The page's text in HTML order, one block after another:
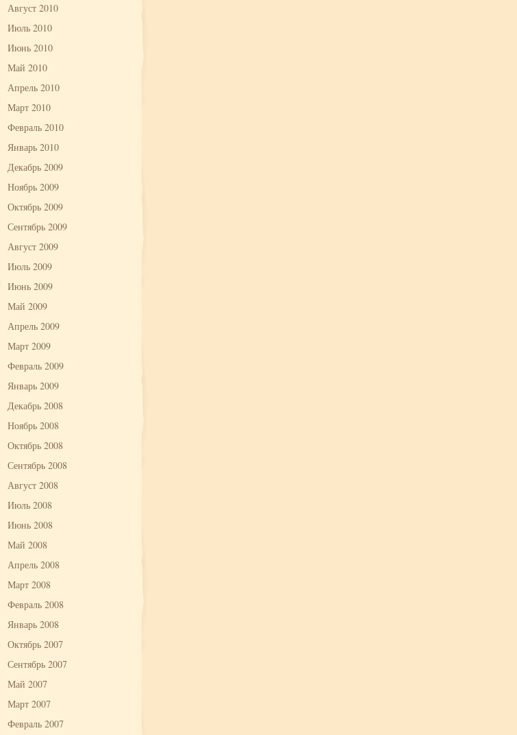
Август 2010
Июль 2010
Июнь 2010
Май 2010
Апрель 2010
Март 2010
Февраль 2010
Январь 2010
Декабрь 2009
Ноябрь 2009
Октябрь 2009
Сентябрь 2009
Август 2009
Июль 2009
Июнь 2009
Май 2009
Апрель 2009
Март 2009
Февраль 2009
Январь 2009
Декабрь 2008
Ноябрь 2008
Октябрь 2008
Сентябрь 2008
Август 2008
Июль 2008
Июнь 2008
Май 2008
Апрель 2008
Март 2008
Февраль 2008
Январь 2008
Октябрь 2007
Сентябрь 2007
Май 2007
Март 2007
Февраль 2007